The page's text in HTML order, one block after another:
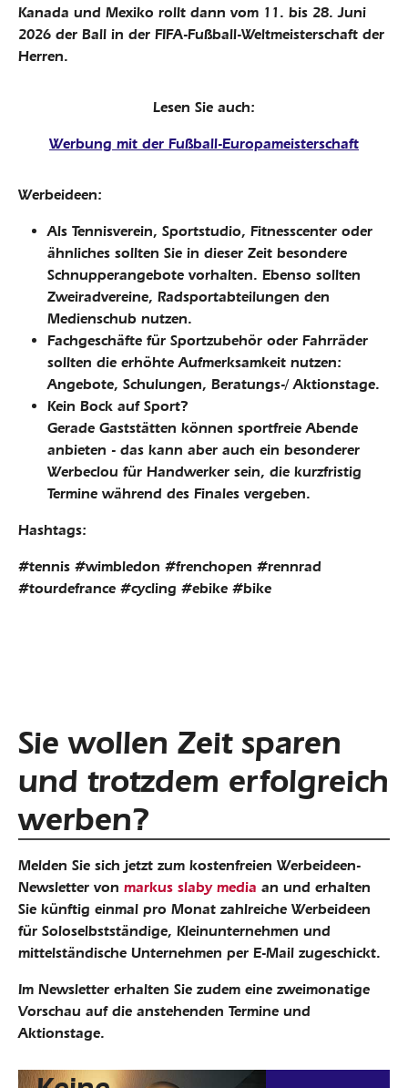
Kanada und Mexiko rollt dann vom 11. bis 28. Juni
2026 der Ball in der FIFA-Fußball-Weltmeisterschaft der
Herren.
Lesen Sie auch:
Werbung mit der Fußball-Europameisterschaft
Werbeideen:
Als Tennisverein, Sportstudio, Fitnesscenter oder
ähnliches sollten Sie in dieser Zeit besondere
Schnupperangebote vorhalten. Ebenso sollten
Zweiradvereine, Radsportabteilungen den
Medienschub nutzen.
Fachgeschäfte für Sportzubehör oder Fahrräder
sollten die erhöhte Aufmerksamkeit nutzen:
Angebote, Schulungen, Beratungs-/ Aktionstage.
Kein Bock auf Sport?
Gerade Gaststätten können sportfreie Abende
anbieten - das kann aber auch ein besonderer
Werbeclou für Handwerker sein, die kurzfristig
Termine während des Finales vergeben.
Hashtags:
#tennis #wimbledon #frenchopen #rennrad
#tourdefrance #cycling #ebike #bike
Sie wollen Zeit sparen
und trotzdem erfolgreich
werben?
Melden Sie sich jetzt zum kostenfreien Werbeideen-
Newsletter von markus slaby media an und erhalten
Sie künftig einmal pro Monat zahlreiche Werbeideen
für Soloselbstständige, Kleinunternehmen und
mittelständische Unternehmen per E-Mail zugeschickt.
Im Newsletter erhalten Sie zudem eine zweimonatige
Vorschau auf die anstehenden Termine und
Aktionstage.